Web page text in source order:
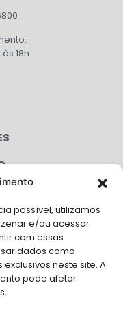
possível, utilizamos
e/ou acessar
com essas
dados como
neste site. A
pode afetar
18h